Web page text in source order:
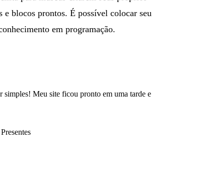
e blocos prontos. É possível colocar seu
em programação.
simples! Meu site ficou pronto em uma tarde e